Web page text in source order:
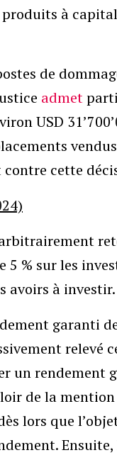
produits à
de
admet
USD
cette
5 % sur les
avoirs à investir.
garanti
relevé
un rendement
de la
lors que